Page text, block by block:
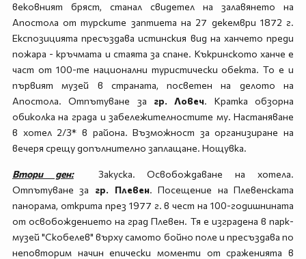
вековният бряст, станал свидетел на залавянето на
Апостола от турските заптиета на 27 декември 1872 г.
Експозицията пресъздава истинския вид на ханчето преди
пожара - кръчмата и стаята за спане. Къкринското ханче е
част от 100-те национални туристически обекта. То е и
първият музей в страната, посветен на делото на
Апостола. Отпътуване за гр. Ловеч. Кратка обзорна
обиколка на града и забележителностите му. Настаняване
в хотел 2/3* в района. Възможност за организиране на
вечеря срещу допълнително заплащане. Нощувка.
Втори ден:Закуска. Освобождаване на хотела.
Отпътуване за гр. Плевен. Посещение на Плевенската
панорама, открита през 1977 г. в чест на 100-годишнината
от освобождението на град Плевен. Тя е изградена в парк-
музей "Скобелев" върху самото бойно поле и пресъздава по
неповторим начин епически моменти от сраженията в